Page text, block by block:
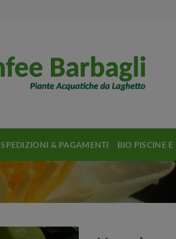
SPEDIZIONI & PAGAMENTI BIO PISCINE